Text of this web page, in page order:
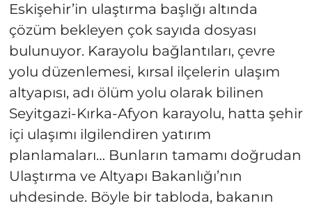
Eskişehir’in ulaştırma başlığı altında
çözüm bekleyen çok sayıda dosyası
bulunuyor. Karayolu bağlantıları, çevre
yolu düzenlemesi, kırsal ilçelerin ulaşım
altyapısı, adı ölüm yolu olarak bilinen
Seyitgazi-Kırka-Afyon karayolu, hatta şehir
içi ulaşımı ilgilendiren yatırım
planlamaları… Bunların tamamı doğrudan
Ulaştırma ve Altyapı Bakanlığı’nın
uhdesinde. Böyle bir tabloda, bakanın